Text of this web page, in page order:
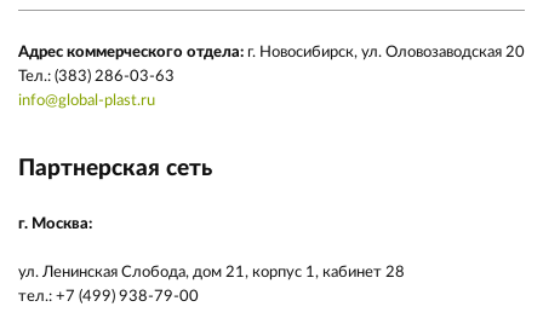
Адрес коммерческого отдела: г. Новосибирск, ул. Оловозаводская 20
Тел.: (383) 286-03-63
info@global-plast.ru
Партнерская сеть
г. Москва:
ул. Ленинская Слобода, дом 21, корпус 1, кабинет 28
тел.: +7 (499) 938-79-00